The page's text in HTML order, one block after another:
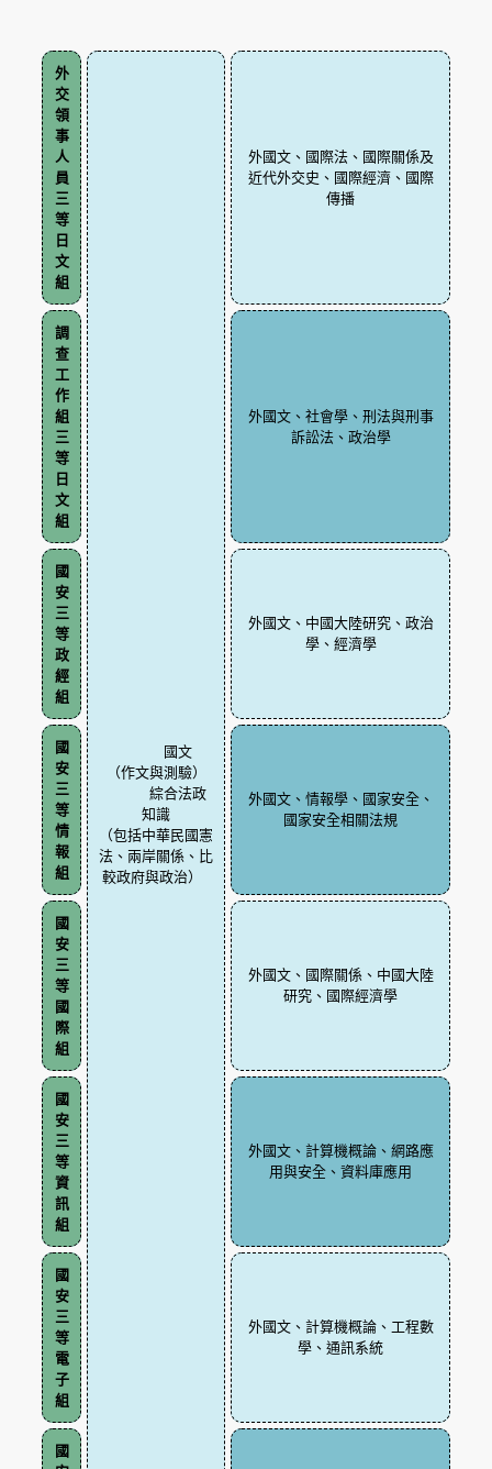
外
交
領
事
人
員
三
等
日
文
組
國文
（作文與測驗）
綜合法政
知識
（包括中華民國憲
法、兩岸關係、比
較政府與政治）
外國文、國際法、國際關係及
近代外交史、國際經濟、國際
傳播
調
查
工
作
組
三
等
日
文
組
外國文、社會學、刑法與刑事
訴訟法、政治學
國
安
三
等
政
經
組
外國文、中國大陸研究、政治
學、經濟學
國
安
三
等
情
報
組
外國文、情報學、國家安全、
國家安全相關法規
國
安
三
等
國
際
組
外國文、國際關係、中國大陸
研究、國際經濟學
國
安
三
等
資
訊
組
外國文、計算機概論、網路應
用與安全、資料庫應用
國
安
三
等
電
子
組
外國文、計算機概論、工程數
學、通訊系統
國